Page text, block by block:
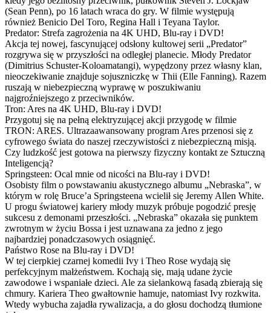
(Sean Penn), po 16 latach wraca do gry. W filmie występują
również Benicio Del Toro, Regina Hall i Teyana Taylor.
Predator: Strefa zagrożenia na 4K UHD, Blu-ray i DVD!
Akcja tej nowej, fascynującej odsłony kultowej serii „Predator”
rozgrywa się w przyszłości na odległej planecie. Młody Predator
(Dimitrius Schuster-Koloamatangi), wypędzony przez własny klan,
nieoczekiwanie znajduje sojuszniczkę w Thii (Elle Fanning). Razem
ruszają w niebezpieczną wyprawę w poszukiwaniu
najgroźniejszego z przeciwników.
Tron: Ares na 4K UHD, Blu-ray i DVD!
Przygotuj się na pełną elektryzującej akcji przygodę w filmie
TRON: ARES. Ultrazaawansowany program Ares przenosi się z
cyfrowego świata do naszej rzeczywistości z niebezpieczną misją.
Czy ludzkość jest gotowa na pierwszy fizyczny kontakt ze Sztuczną
Inteligencją?
Springsteen: Ocal mnie od nicości na Blu-ray i DVD!
Osobisty film o powstawaniu akustycznego albumu „Nebraska”, w
którym w rolę Bruce’a Springsteena wcielił się Jeremy Allen White.
U progu światowej kariery młody muzyk próbuje pogodzić presję
sukcesu z demonami przeszłości. „Nebraska” okazała się punktem
zwrotnym w życiu Bossa i jest uznawana za jedno z jego
najbardziej ponadczasowych osiągnięć.
Państwo Rose na Blu-ray i DVD!
W tej cierpkiej czarnej komedii Ivy i Theo Rose wydają się
perfekcyjnym małżeństwem. Kochają się, mają udane życie
zawodowe i wspaniałe dzieci. Ale za sielankową fasadą zbierają się
chmury. Kariera Theo gwałtownie hamuje, natomiast Ivy rozkwita.
Wtedy wybucha zajadła rywalizacja, a do głosu dochodzą tłumione